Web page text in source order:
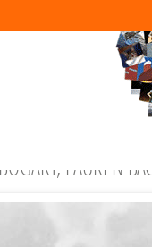
LAUREN